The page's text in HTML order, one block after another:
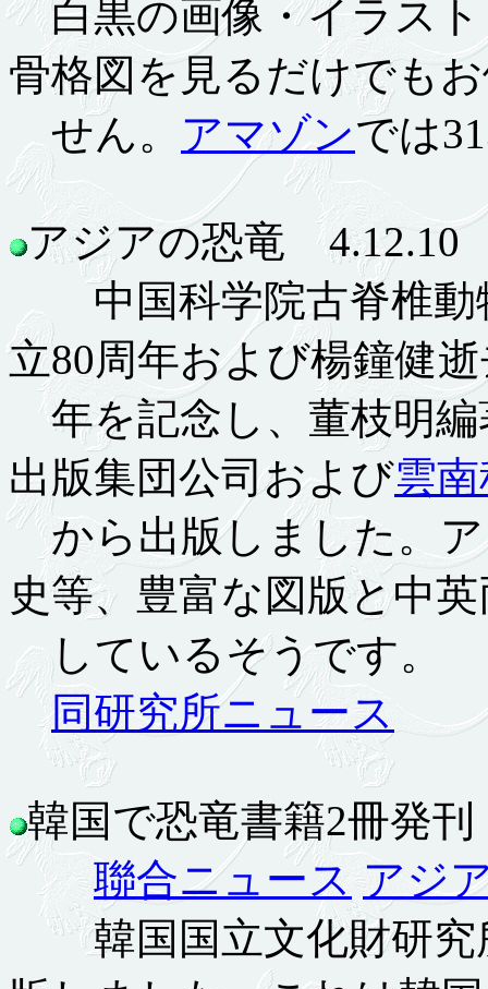
白黒の画像・イラスト
骨格図を見るだけでも
せん。 アマゾンでは
アジアの恐竜 4.12.10
中国科学院古脊椎動
立80周年および楊鐘健
年を記念し、董枝明編
出版集団公司および雲
から出版しました。ア
史等、豊富な図版と中
しているそうです。
同研究所ニュース
韓国で恐竜書籍2冊発
聯合ニュース アジ
韓国国立文化財研究